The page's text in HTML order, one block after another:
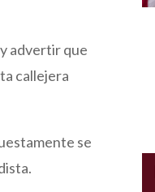
advertir que
callejera
se